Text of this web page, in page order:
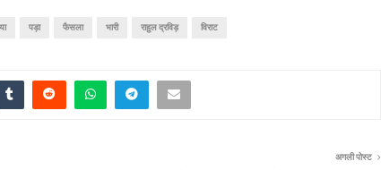
पड़ा फैसला भारी राहुल द्रविड़ विराट
अगली पोस्ट